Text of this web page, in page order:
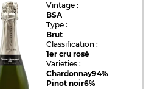
Vintage :
BSA
Type :
Brut
Classification :
1er cru rosé
Varieties :
Chardonnay94%
Pinot noir6%